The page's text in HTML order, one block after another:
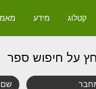
קטלוג מידע
על חיפוש ספר